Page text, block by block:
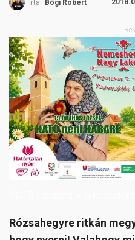
Írta: Bögi Róbert
Rózsahegyre ritkán